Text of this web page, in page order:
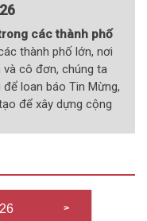
các thành phố
thành phố lớn, nơi
cô đơn, chúng ta
loan báo Tin Mừng,
để xây dựng cộng